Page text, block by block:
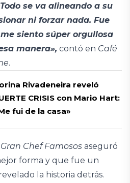
se va alineando a su
ni forzar nada. Fue
siento súper orgullosa
manera», contó en Café
.
Rivadeneira reveló
CRISIS con Mario Hart:
fui de la casa»
Gran Chef Famosos aseguró
forma y que fue un
la historia detrás.